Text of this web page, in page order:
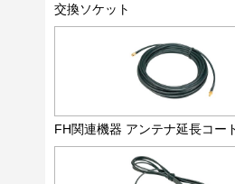
交換ソケット
FH関連機器 アンテナ延長コー